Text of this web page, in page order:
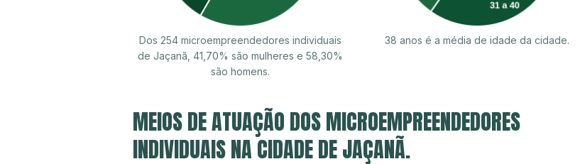
Dos 254 microempreendedores individuais
de Jaçanã, 41,70% são mulheres e 58,30%
são homens.
38 anos é a média de idade da cidade.
MEIOS DE ATUAÇÃO DOS MICROEMPREENDEDORES
INDIVIDUAIS NA CIDADE DE JAÇANÃ.